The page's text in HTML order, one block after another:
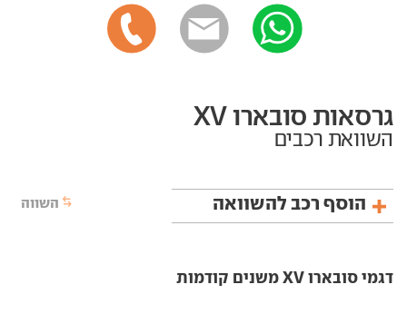
גרסאות סובארו XV
השוואת רכבים
הוסף רכב להשוואה השווה
דגמי סובארו XV משנים קודמות